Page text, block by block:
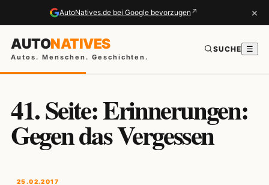
AutoNatives.de bei Google bevorzugen ↗ ×
AUTONATIVES
Autos. Menschen. Geschichten.
SUCHE ☰
41. Seite: Erinnerungen:
Gegen das Vergessen
25.02.2017